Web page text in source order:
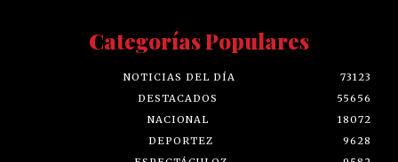
Categorías Populares
NOTICIAS DEL DÍA
73123
DESTACADOS
55656
NACIONAL
18072
DEPORTEZ
9628